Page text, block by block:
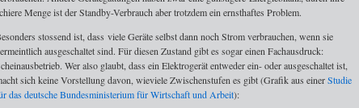
Menge ist der Standby-Verbrauch aber trotzdem ein ernsthaftes Problem.
stossend ist, dass viele Geräte selbst dann noch Strom verbrauchen, wenn sie
ausgeschaltet sind. Für diesen Zustand gibt es sogar einen Fachausdruck:
Wer also glaubt, dass ein Elektrogerät entweder ein- oder ausgeschaltet ist,
sich keine Vorstellung davon, wieviele Zwischenstufen es gibt (Grafik aus einerStudie
das deutsche Bundesministerium für Wirtschaft und Arbeit):